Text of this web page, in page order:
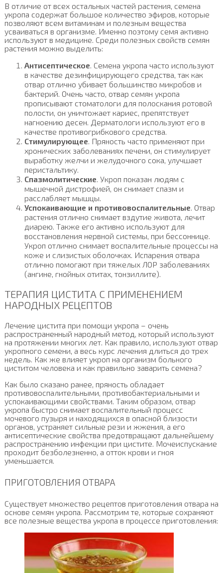
В отличие от всех остальных частей растения, семена
укропа содержат большое количество эфиров, которые
позволяют всем витаминам и полезным вещества
усваиваться в организме. Именно поэтому семя активно
используют в медицине. Среди полезных свойств семян
растения можно выделить:
Антисептическое . Семена укропа часто используют
в качестве дезинфицирующего средства, так как
отвар отлично убивает большинство микробов и
бактерий. Очень часто, отвар семян укропа
прописывают стоматологи для полоскания ротовой
полости, он уничтожает кариес, препятствует
нагноению десен. Дерматологи используют его в
качестве противогрибкового средства.
Стимулирующее . Пряность часто применяют при
хронических заболеваниях печени, он стимулирует
выработку желчи и желудочного сока, улучшает
перистальтику.
Спазмолитические . Укроп показан людям с
мышечной дистрофией, он снимает спазм и
расслабляет мышцы.
Успокаивающие и противовоспалительные . Отвар
растения отлично снимает вздутие живота, лечит
диарею. Также его активно используют для
восстановления нервной системы, при бессоннице.
Укроп отлично снимает воспалительные процессы на
коже и слизистых оболочках. Испарения отвара
отлично помогают при тяжелых ЛОР заболеваниях
(ангине, гнойных отитах, тонзиллите).
ТЕРАПИЯ ЦИСТИТА С ПРИМЕНЕНИЕМ
НАРОДНЫХ РЕЦЕПТОВ
Лечение цистита при помощи укропа – очень
распространенный народный метод, который используют
на протяжении многих лет. Как правило, используют отвар
укропного семени, а весь курс лечения длиться до трех
недель. Как же влияет укроп на организм больного
циститом человека и как правильно заварить семена?
Как было сказано ранее, пряность обладает
противовоспалительными, противобактериальными и
успокаивающими свойствами. Таким образом, отвар
укропа быстро снимает воспалительный процесс
мочевого пузыря и находящихся в опасной близости
органов, устраняет сильные рези и жжения, а его
антисептические свойства предотвращают дальнейшему
распространению инфекции при цистите. Мочеиспускание
проходит безболезненно, а отток крови и гноя
уменьшается.
ПРИГОТОВЛЕНИЯ ОТВАРА
Существует множество рецептов приготовления отвара на
основе семян укропа. Рассмотрим те, которые сохраняют
все полезные вещества укропа в процессе приготовления: